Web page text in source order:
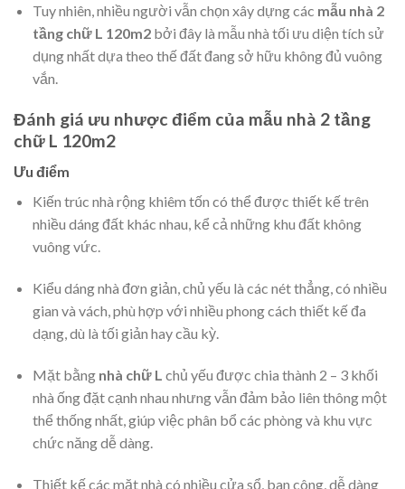
Tuy nhiên, nhiều người vẫn chọn xây dựng các mẫu nhà 2
tầng chữ L 120m2 bởi đây là mẫu nhà tối ưu diện tích sử
dụng nhất dựa theo thế đất đang sở hữu không đủ vuông
vắn.
Đánh giá ưu nhược điểm của mẫu nhà 2 tầng
chữ L 120m2
Ưu điểm
Kiến trúc nhà rộng khiêm tốn có thể được thiết kế trên
nhiều dáng đất khác nhau, kể cả những khu đất không
vuông vức.
Kiểu dáng nhà đơn giản, chủ yếu là các nét thẳng, có nhiều
gian và vách, phù hợp với nhiều phong cách thiết kế đa
dạng, dù là tối giản hay cầu kỳ.
Mặt bằng nhà chữ L chủ yếu được chia thành 2 – 3 khối
nhà ống đặt cạnh nhau nhưng vẫn đảm bảo liên thông một
thể thống nhất, giúp việc phân bổ các phòng và khu vực
chức năng dễ dàng.
Thiết kế các mặt nhà có nhiều cửa sổ, ban công, dễ dàng